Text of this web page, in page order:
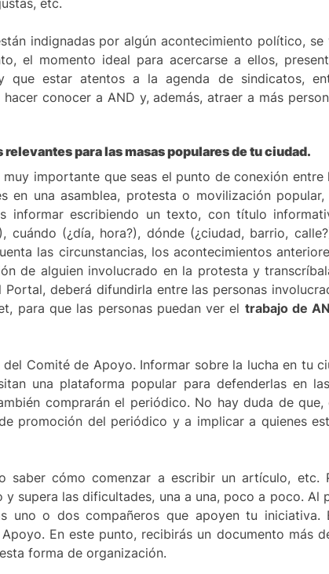
etc.
indignadas por algún acontecimiento político, se
el momento ideal para acercarse a ellos,
estar atentos a la agenda de sindicatos,
conocer a AND y, además, atraer a más
para las masas populares de tu ciudad.
importante que seas el punto de conexión entre
en una asamblea, protesta o movilización popular,
informar escribiendo un texto, con título
cuándo (¿día, hora?), dónde (¿ciudad, barrio,
las circunstancias, los acontecimientos
de alguien involucrado en la protesta y
deberá difundirla entre las personas
para que las personas puedan ver el trabajo de
Comité de Apoyo. Informar sobre la lucha en tu
una plataforma popular para defenderlas en
comprarán el periódico. No hay duda de que,
promoción del periódico y a implicar a quienes
saber cómo comenzar a escribir un artículo, etc.
supera las dificultades, una a una, poco a poco. Al
uno o dos compañeros que apoyen tu iniciativa.
En este punto, recibirás un documento más
forma de organización.